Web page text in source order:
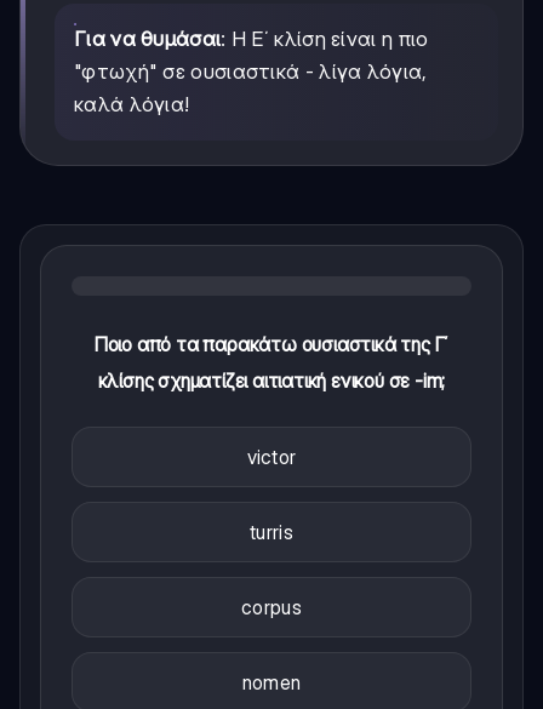
Για να θυμάσαι: Η Ε΄ κλίση είναι η πιο
"φτωχή" σε ουσιαστικά - λίγα λόγια,
καλά λόγια!
Ποιο από τα παρακάτω ουσιαστικά της Γ΄
κλίσης σχηματίζει αιτιατική ενικού σε -im;
victor
turris
corpus
nomen